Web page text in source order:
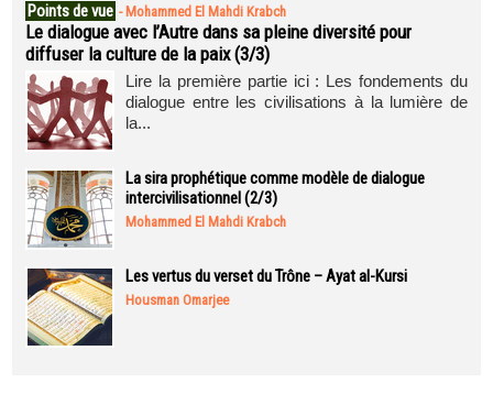
Points de vue - Mohammed El Mahdi Krabch
Le dialogue avec l’Autre dans sa pleine diversité pour
diffuser la culture de la paix (3/3)
Lire la première partie ici : Les fondements du
dialogue entre les civilisations à la lumière de
la...
La sira prophétique comme modèle de dialogue
intercivilisationnel (2/3)
Mohammed El Mahdi Krabch
Les vertus du verset du Trône – Ayat al-Kursi
Housman Omarjee